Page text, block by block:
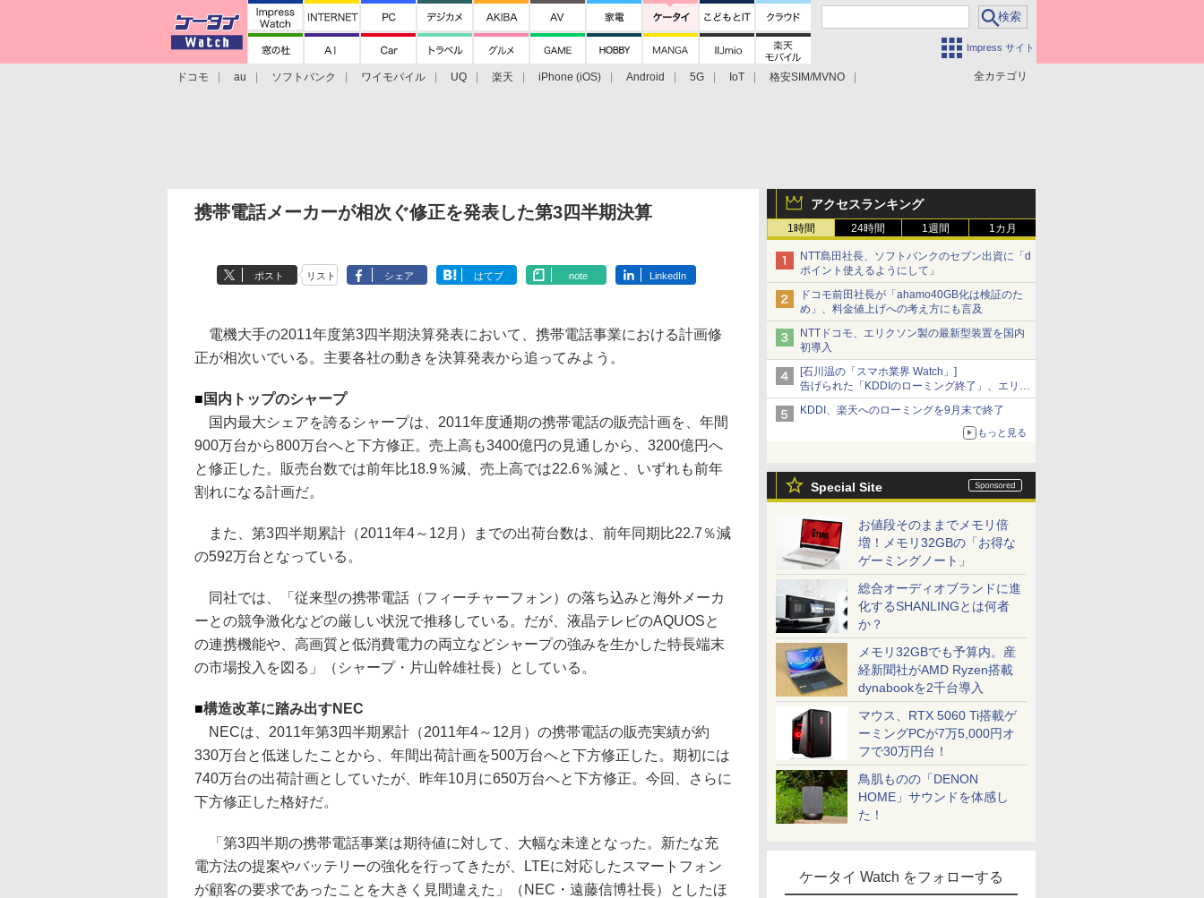
Impress サイト
全カテゴリ
ドコモ au ソフトバンク ワイモバイル UQ 楽天 iPhone (iOS) Android 5G IoT
格安SIM/MVNO
アクセスランキング
1時間 24時間 1週間 1カ月
NTT島田社長、ソフトバンクのセブン出資に「d
ポイント使えるようにして」
ドコモ前田社長が「ahamo40GB化は検証のた
め」、料金値上げへの考え方にも言及
NTTドコモ、エリクソン製の最新型装置を国内
初導入
[石川温の「スマホ業界 Watch」]
告げられた「KDDIのローミング終了」、エリア
マップの落とし穴と楽天モバイルの課題
KDDI、楽天へのローミングを9月末で終了
もっと見る
Special Site
お値段そのままでメモリ倍
増！メモリ32GBの「お得な
ゲーミングノート」
総合オーディオブランドに進
化するSHANLINGとは何者
か？
メモリ32GBでも予算内。産
経新聞社がAMD Ryzen搭載
dynabookを2千台導入
マウス、RTX 5060 Ti搭載ゲ
ーミングPCが7万5,000円オ
フで30万円台！
鳥肌ものの「DENON
HOME」サウンドを体感し
た！
ケータイ Watch をフォローする
携帯電話メーカーが相次ぐ修正を発表した第3四半期決算
ポスト リスト シェア はてブ note LinkedIn
電機大手の2011年度第3四半期決算発表において、携帯電話事業における計画修
正が相次いでいる。主要各社の動きを決算発表から追ってみよう。
■ 国内トップのシャープ
国内最大シェアを誇るシャープは、2011年度通期の携帯電話の販売計画を、年間
900万台から800万台へと下方修正。売上高も3400億円の見通しから、3200億円へ
と修正した。販売台数では前年比18.9％減、売上高では22.6％減と、いずれも前年
割れになる計画だ。
また、第3四半期累計（2011年4～12月）までの出荷台数は、前年同期比22.7％減
の592万台となっている。
同社では、「従来型の携帯電話（フィーチャーフォン）の落ち込みと海外メーカ
ーとの競争激化などの厳しい状況で推移している。だが、液晶テレビのAQUOSと
の連携機能や、高画質と低消費電力の両立などシャープの強みを生かした特長端末
の市場投入を図る」（シャープ・片山幹雄社長）としている。
■構造改革に踏み出すNEC
NECは、2011年第3四半期累計（2011年4～12月）の携帯電話の販売実績が約
330万台と低迷したことから、年間出荷計画を500万台へと下方修正した。期初には
740万台の出荷計画としていたが、昨年10月に650万台へと下方修正。今回、さらに
下方修正した格好だ。
「第3四半期の携帯電話事業は期待値に対して、大幅な未達となった。新たな充
電方法の提案やバッテリーの強化を行ってきたが、LTEに対応したスマートフォン
が顧客の要求であったことを大きく見間違えた」（NEC・遠藤信博社長）としたほ